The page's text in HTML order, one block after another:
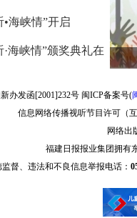
海峡情”开启
海峡情”颁奖典礼在
新办发函[2001]232号 闽ICP备案号(
信息网络传播视听节目许可（
网络出
福建日报报业集团拥有
督、违法和不良信息举报电话：